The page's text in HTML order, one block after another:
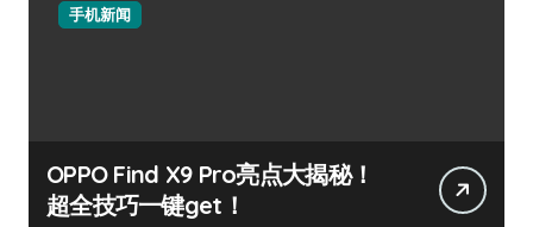
手机新闻
OPPO Find X9 Pro亮点大揭秘！
超全技巧一键get！